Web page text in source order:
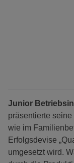
Junior
präsentierte seine
wie im
Erfolgsdevise
umgesetzt wird.